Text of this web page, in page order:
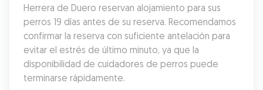
Herrera de Duero reservan alojamiento para sus
perros 19 días antes de su reserva. Recomendamos
confirmar la reserva con suficiente antelación para
evitar el estrés de último minuto, ya que la
disponibilidad de cuidadores de perros puede
terminarse rápidamente.